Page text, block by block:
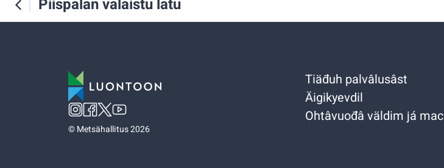
Piispalan valaistu latu
©Metsähallitus 2026
Tiäđuh palvâlusâst
Äigikyevdil
Ohtâvuođâ väldim já